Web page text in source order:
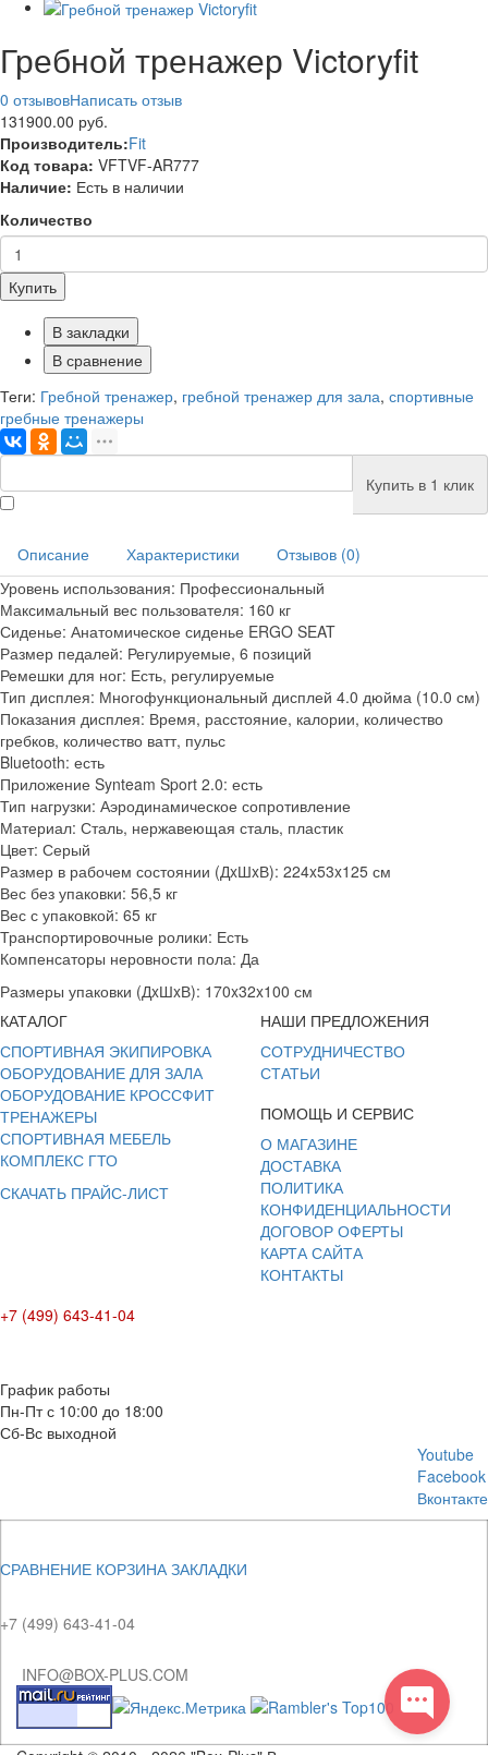
Гребной тренажер Victoryfit
0 отзывовНаписать отзыв
131900.00 руб.
Производитель:Fit
Код товара: VFTVF-AR777
Наличие: Есть в наличии
Количество
Купить
В закладки
В сравнение
Теги: Гребной тренажер, гребной тренажер для зала, спортивные
гребные тренажеры
Купить в 1 клик
Описание Характеристики
Отзывов (0)
Уровень использования: Профессиональный
Максимальный вес пользователя: 160 кг
Сиденье: Анатомическое сиденье ERGO SEAT
Размер педалей: Регулируемые, 6 позиций
Ремешки для ног: Есть, регулируемые
Тип дисплея: Многофункциональный дисплей 4.0 дюйма (10.0 см)
Показания дисплея: Время, расстояние, калории, количество
гребков, количество ватт, пульс
Bluetooth: есть
Приложение Synteam Sport 2.0: есть
Тип нагрузки: Аэродинамическое сопротивление
Материал: Сталь, нержавеющая сталь, пластик
Цвет: Серый
Размер в рабочем состоянии (ДxШxВ): 224x53x125 см
Вес без упаковки: 56,5 кг
Вес с упаковкой: 65 кг
Транспортировочные ролики: Есть
Компенсаторы неровности пола: Да
Размеры упаковки (ДxШxВ): 170x32x100 см
КАТАЛОГ
СПОРТИВНАЯ ЭКИПИРОВКА
ОБОРУДОВАНИЕ ДЛЯ ЗАЛА
ОБОРУДОВАНИЕ КРОССФИТ
ТРЕНАЖЕРЫ
СПОРТИВНАЯ МЕБЕЛЬ
КОМПЛЕКС ГТО
СКАЧАТЬ ПРАЙС-ЛИСТ
НАШИ ПРЕДЛОЖЕНИЯ
СОТРУДНИЧЕСТВО
СТАТЬИ
ПОМОЩЬ И СЕРВИС
О МАГАЗИНЕ
ДОСТАВКА
ПОЛИТИКА
КОНФИДЕНЦИАЛЬНОСТИ
ДОГОВОР ОФЕРТЫ
КАРТА САЙТА
КОНТАКТЫ
+7 (499) 643-41-04
График работы
Пн-Пт с 10:00 до 18:00
Сб-Вс выходной
Youtube
Facebook
Вконтакте
СРАВНЕНИЕ КОРЗИНА ЗАКЛАДКИ
+7 (499) 643-41-04
INFO@BOX-PLUS.COM